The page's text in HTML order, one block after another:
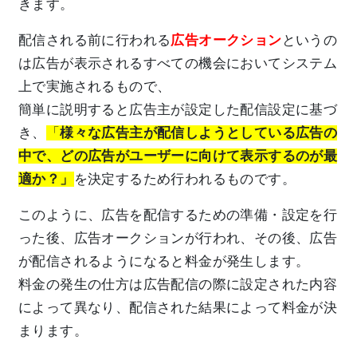
きます。
配信される前に行われる広告オークション というの
は広告が表示されるすべての機会においてシステム
上で実施されるもので、
簡単に説明すると広告主が設定した配信設定に基づ
き、
「様々な広告主が配信しようとしている広告の
中で、どの広告がユーザーに向けて表示するのが最
適か？」
を決定するため行われるものです。
このように、広告を配信するための準備・設定を行
った後、広告オークションが行われ、その後、広告
が配信されるようになると料金が発生します。
料金の発生の仕方は広告配信の際に設定された内容
によって異なり、配信された結果によって料金が決
まります。